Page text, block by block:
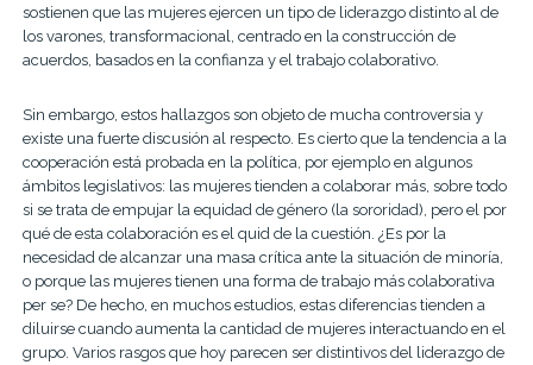
sostienen que las mujeres ejercen un tipo de liderazgo distinto al de
los varones, transformacional, centrado en la construcción de
acuerdos, basados en la confianza y el trabajo colaborativo.
Sin embargo, estos hallazgos son objeto de mucha controversia y
existe una fuerte discusión al respecto. Es cierto que la tendencia a la
cooperación está probada en la política, por ejemplo en algunos
ámbitos legislativos: las mujeres tienden a colaborar más, sobre todo
si se trata de empujar la equidad de género (la sororidad), pero el por
qué de esta colaboración es el quid de la cuestión. ¿Es por la
necesidad de alcanzar una masa crítica ante la situación de minoría,
o porque las mujeres tienen una forma de trabajo más colaborativa
per se? De hecho, en muchos estudios, estas diferencias tienden a
diluirse cuando aumenta la cantidad de mujeres interactuando en el
grupo. Varios rasgos que hoy parecen ser distintivos del liderazgo de